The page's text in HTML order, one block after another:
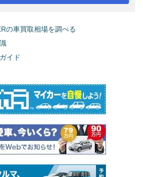
の車買取相場を調べる
イド